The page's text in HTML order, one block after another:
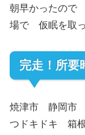
朝早かったので
場で 仮眠を取っ
完走！所要
焼津市 静岡市
つドキドキ 箱